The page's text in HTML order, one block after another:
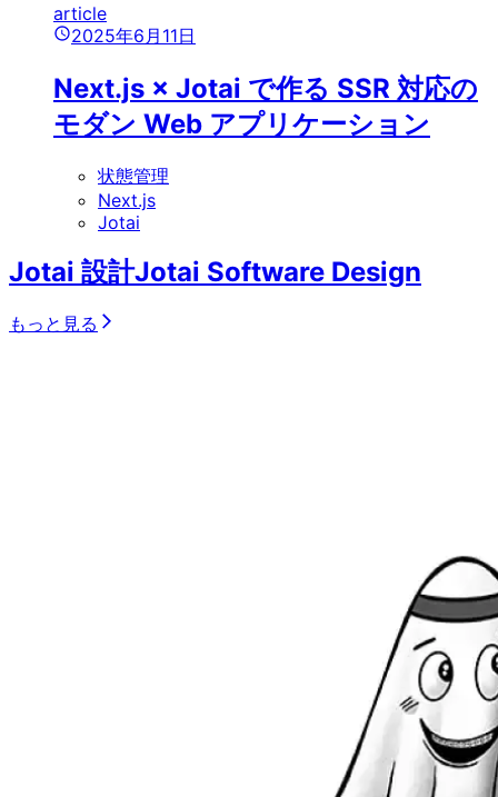
article
2025年6月11日
Next.js × Jotai で作る SSR 対応の
モダン Web アプリケーション
状態管理
Next.js
Jotai
Jotai 設計Jotai Software Design
もっと見る